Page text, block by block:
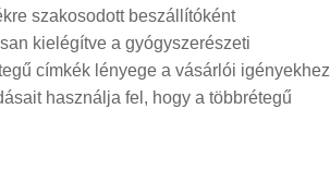
szakosodott beszállítóként
kielégítve a gyógyszerészeti
címkék lényege a vásárlói igényekhez
használja fel, hogy a többrétegű